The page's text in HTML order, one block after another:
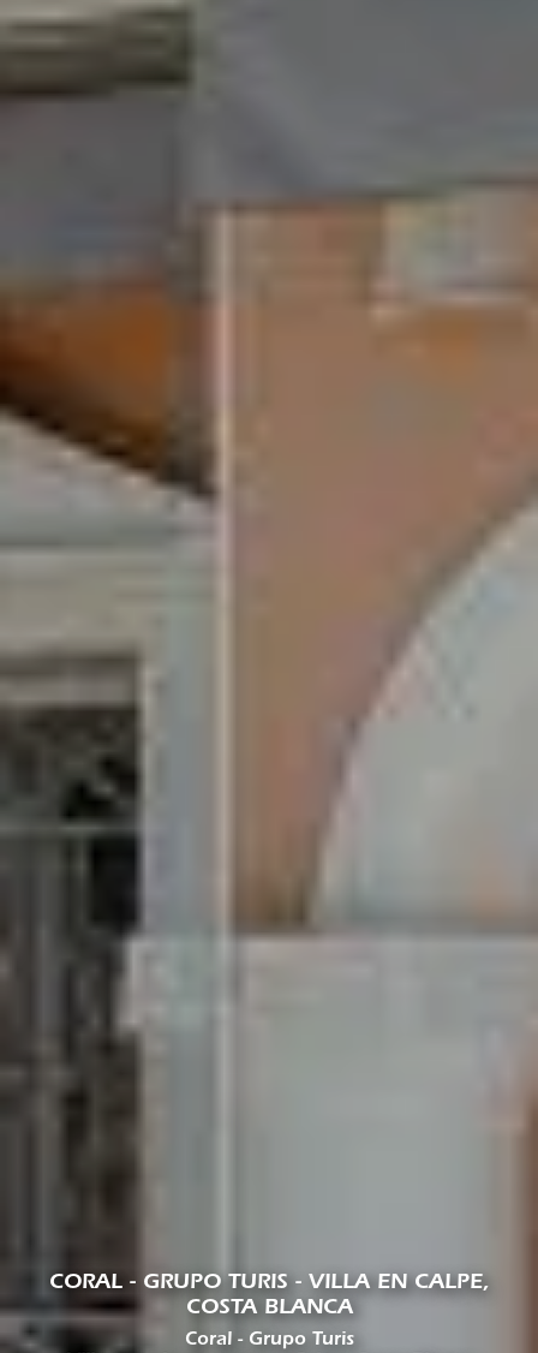
CORAL - GRUPO TURIS - VILLA EN CALPE,
COSTA BLANCA
Coral - Grupo Turis